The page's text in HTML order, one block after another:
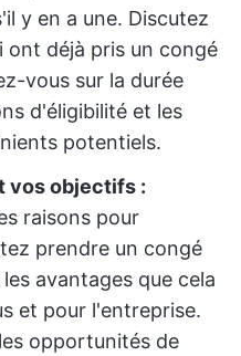
y en a une. Discutez
ont déjà pris un congé
vous sur la durée
d'éligibilité et les
potentiels.
vos objectifs :
raisons pour
prendre un congé
avantages que cela
et pour l'entreprise.
opportunités de